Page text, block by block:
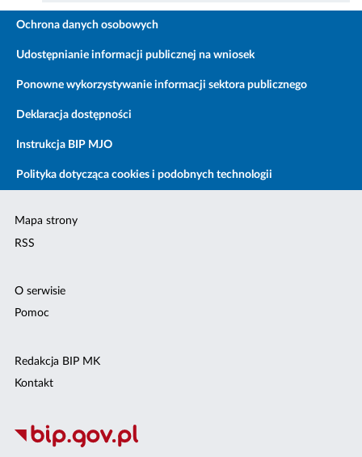
Ochrona danych osobowych
Udostępnianie informacji publicznej na wniosek
Ponowne wykorzystywanie informacji sektora publicznego
Deklaracja dostępności
Instrukcja BIP MJO
Polityka dotycząca cookies i podobnych technologii
Mapa strony
RSS
O serwisie
Pomoc
Redakcja BIP MK
Kontakt